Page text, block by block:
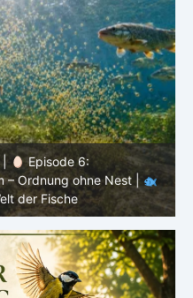
|
Episode 5: Schutz ohne
|
Leben im